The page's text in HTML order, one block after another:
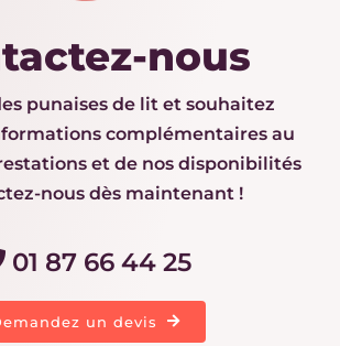
nous
punaises de lit et souhaitez
complémentaires au
et de nos disponibilités
nous dès maintenant !
01 87 66 44 25
un devis